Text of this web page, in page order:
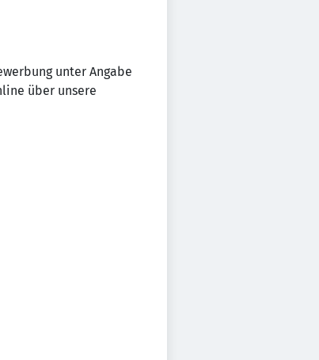
unter Angabe
über unsere